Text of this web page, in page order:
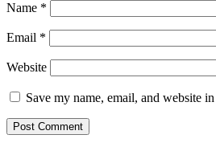
Name *
Email *
Website
Save my name, email, and website